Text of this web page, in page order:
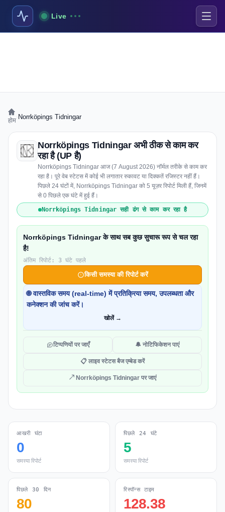
Live
होम Norrköpings Tidningar
Norrköpings Tidningar अभी ठीक से काम कर
रहा है (UP है)
Norrköpings Tidningar आज (7 August 2026) नॉर्मल तरीके से काम कर
रहा है। पूरे वेब स्टेटस में कोई भी लगातार रुकावट या दिक्कतें रजिस्टर नहीं हैं।
पिछले 24 घंटों में, Norrköpings Tidningar को 5 यूज़र रिपोर्ट मिली हैं, जिनमें
से 0 पिछले एक घंटे में हुई हैं।
Norrköpings Tidningar सही ढंग से काम कर रहा है
Norrköpings Tidningar के साथ सब कुछ सुचारू रूप से चल रहा
है!
अंतिम रिपोर्ट: 3 घंटे पहले
किसी समस्या की रिपोर्ट करें
🌐 वास्तविक समय (real-time) में प्रतिक्रिया समय, उपलब्धता और
कनेक्शन की जांच करें।
खोलें →
टिप्पणियों पर जाएँ 🔔 नोटिफिकेशन पाएं
📋 लाइव स्टेटस बैज एम्बेड करें
↗ Norrköpings Tidningar पर जाएं
आखरी घंटा
0
समस्या रिपोर्ट
पिछले 24 घंटे
5
समस्या रिपोर्ट
पिछले 30 दिन
80
रिस्पॉन्स टाइम
128.38